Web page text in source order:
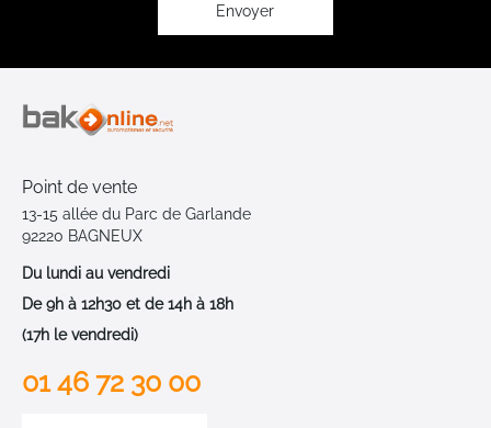
Envoyer
Point de vente
13-15 allée du Parc de Garlande
92220 BAGNEUX
Du lundi au vendredi
De 9h à 12h30 et de 14h à 18h
(17h le vendredi)
01 46 72 30 00